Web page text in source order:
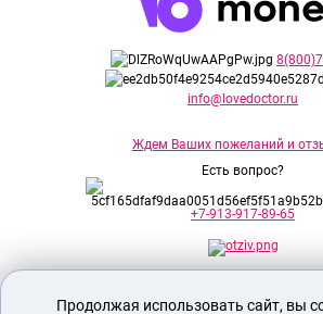
info@lovedoctor.ru
Ждем Ваших пожеланий и
Есть вопрос?
+7-913-917-89-65
Секс шоп Доктор Любви
исключительно для лиц
Продолжая использовать сайт, вы